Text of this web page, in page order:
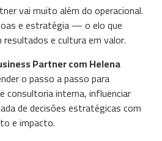
vai muito além do operacional.
e estratégia — o elo que
e cultura em valor.
Partner com Helena
o passo a passo para
consultoria interna, influenciar
de decisões estratégicas com
e impacto.